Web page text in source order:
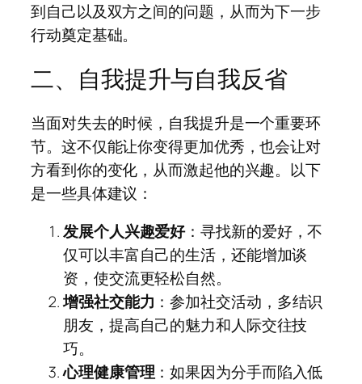
到自己以及双方之间的问题，从而为下一步
行动奠定基础。
二、自我提升与自我反省
当面对失去的时候，自我提升是一个重要环
节。这不仅能让你变得更加优秀，也会让对
方看到你的变化，从而激起他的兴趣。以下
是一些具体建议：
发展个人兴趣爱好：寻找新的爱好，不
仅可以丰富自己的生活，还能增加谈
资，使交流更轻松自然。
增强社交能力 ：参加社交活动，多结识
朋友，提高自己的魅力和人际交往技
巧。
心理健康管理：如果因为分手而陷入低